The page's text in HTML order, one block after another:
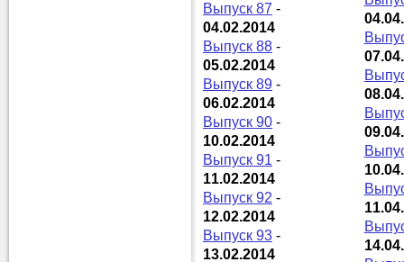
Выпуск 87 -
04.02.2014
Выпуск 88 -
05.02.2014
Выпуск 89 -
06.02.2014
Выпуск 90 -
10.02.2014
Выпуск 91 -
11.02.2014
Выпуск 92 -
12.02.2014
Выпуск 93 -
13.02.2014